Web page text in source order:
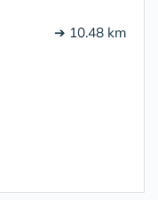
➔ 10.48 km